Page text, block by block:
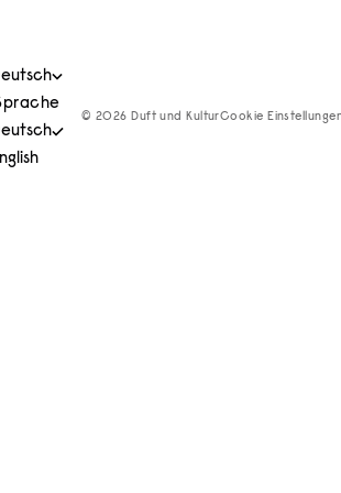
© 2026 Duft und KulturCookie